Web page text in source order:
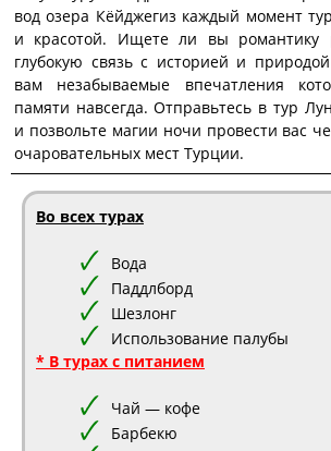
вод озера Кёйджегиз каждый момент
и красотой. Ищете ли вы романтику
глубокую связь с историей и
вам незабываемые впечатления
памяти навсегда. Отправьтесь в тур
и позвольте магии ночи провести вас
очаровательных мест Турции.
Во всех турах
Вода
Паддлборд
Шезлонг
Использование палубы
* В турах с питанием
Чай — кофе
Барбекю